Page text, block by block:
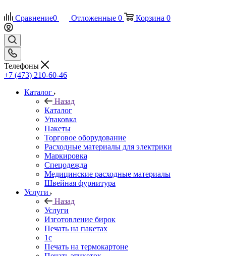
Сравнение0 Отложенные 0 Корзина 0
Телефоны
+7 (473) 210-60-46
Каталог
Назад
Каталог
Упаковка
Пакеты
Торговое оборудование
Расходные материалы для электрики
Маркировка
Спецодежда
Медицинские расходные материалы
Швейная фурнитура
Услуги
Назад
Услуги
Изготовление бирок
Печать на пакетах
1c
Печать на термокартоне